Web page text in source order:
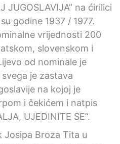
JUGOSLAVIJA” na ćirilici
godine 1937 / 1977.
vrijednosti 200
slovenskom i
od nominale je
je zastava
na kojoj je
i čekićem i natpis
UJEDINITE SE”.
Josipa Broza Tita u